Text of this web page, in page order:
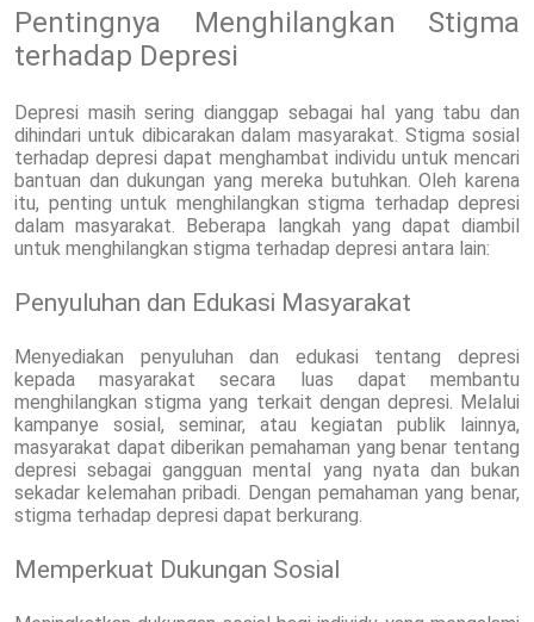
Pentingnya Menghilangkan Stigma
terhadap Depresi
Depresi masih sering dianggap sebagai hal yang tabu dan
dihindari untuk dibicarakan dalam masyarakat. Stigma sosial
terhadap depresi dapat menghambat individu untuk mencari
bantuan dan dukungan yang mereka butuhkan. Oleh karena
itu, penting untuk menghilangkan stigma terhadap depresi
dalam masyarakat. Beberapa langkah yang dapat diambil
untuk menghilangkan stigma terhadap depresi antara lain:
Penyuluhan dan Edukasi Masyarakat
Menyediakan penyuluhan dan edukasi tentang depresi
kepada masyarakat secara luas dapat membantu
menghilangkan stigma yang terkait dengan depresi. Melalui
kampanye sosial, seminar, atau kegiatan publik lainnya,
masyarakat dapat diberikan pemahaman yang benar tentang
depresi sebagai gangguan mental yang nyata dan bukan
sekadar kelemahan pribadi. Dengan pemahaman yang benar,
stigma terhadap depresi dapat berkurang.
Memperkuat Dukungan Sosial